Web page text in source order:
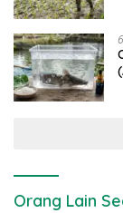
Orang Lain